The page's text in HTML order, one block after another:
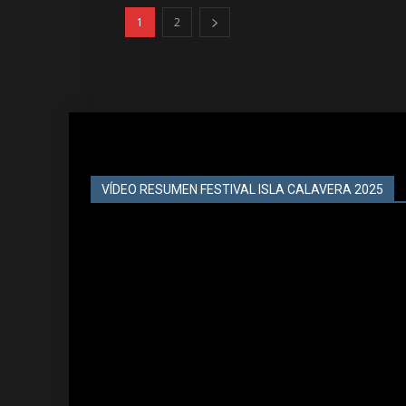
1 2
VÍDEO RESUMEN FESTIVAL ISLA CALAVERA 2025